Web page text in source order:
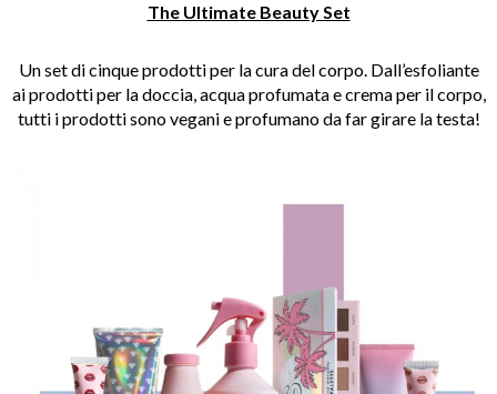
The Ultimate Beauty Set
Un set di cinque prodotti per la cura del corpo. Dall’esfoliante
ai prodotti per la doccia, acqua profumata e crema per il corpo,
tutti i prodotti sono vegani e profumano da far girare la testa!